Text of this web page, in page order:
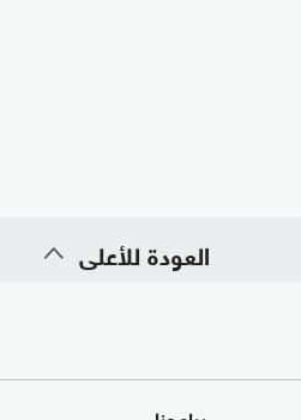
العودة للأعلى